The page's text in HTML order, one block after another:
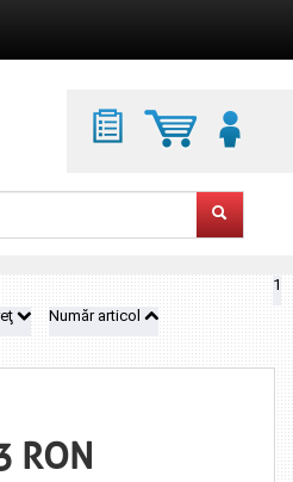
1
Număr articol
RON